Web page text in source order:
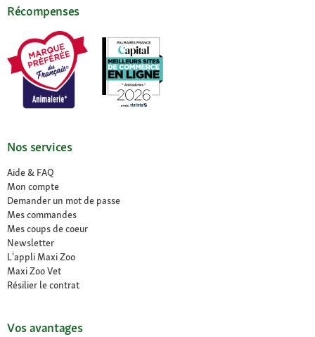
Récompenses
Nos services
Aide & FAQ
Mon compte
Demander un mot de passe
Mes commandes
Mes coups de coeur
Newsletter
L'appli Maxi Zoo
Maxi Zoo Vet
Résilier le contrat
Vos avantages